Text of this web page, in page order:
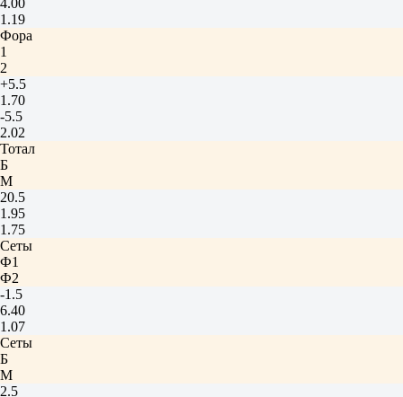
4.00
1.19
Фора
1
2
+5.5
1.70
-5.5
2.02
Тотал
Б
М
20.5
1.95
1.75
Сеты
Ф1
Ф2
-1.5
6.40
1.07
Сеты
Б
М
2.5